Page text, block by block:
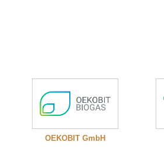
OEKOBIT GmbH